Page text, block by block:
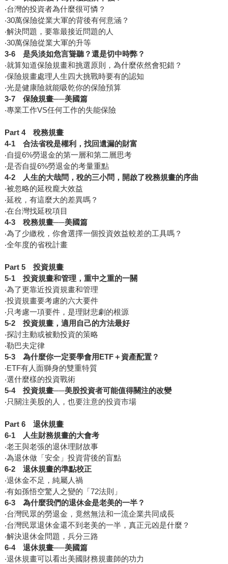
‧台灣的投資者為什麼很可憐？
‧30萬保險從業大軍的背後有何意涵？
‧解決問題，要靠最接近問題的人
‧30萬保險從業大軍的升等
3-6是吳淡如危言聳聽？還是切中時弊？
‧就算知道保險規畫和挑選原則，為什麼依然會犯錯？
‧保險規畫處理人生四大挑戰時要有的認知
‧光是健康險就能吸乾你的保險預算
3-7保險規畫──美國篇
‧專業工作VS任何工作的失能保險
Part 4稅務規畫
4-1合法省稅是權利，找回遺漏的財富
‧自提6%勞退金的第一層和第二層思考
‧是否自提6%勞退金的考量重點
4-2人生的大哉問，稅的三小問，開啟了稅務規畫的序曲
‧被忽略的延稅龐大效益
‧延稅，有這麼大的差異嗎？
‧在台灣找延稅項目
4-3稅務規畫──美國篇
‧為了少繳稅，你會選擇一個投資效益較差的工具嗎？
‧全年度的省稅計畫
Part 5投資規畫
5-1投資規畫和管理，重中之重的一關
‧為了更靠近投資規畫和管理
‧投資規畫要考慮的六大要件
‧只考慮一項要件，是理財悲劇的根源
5-2投資規畫，適用自己的方法最好
‧探討主動或被動投資的策略
‧勒巴夫定律
5-3為什麼你一定要學會用ETF＋資產配置？
‧ETF有人面獅身的雙重特質
‧選什麼樣的投資戰術
5-4投資規畫──美股投資者可能值得關注的改變
‧只關注美股的人，也要注意的投資市場
Part 6退休規畫
6-1人生財務規畫的大會考
‧老王與老張的退休理財故事
‧為退休做「安全」投資背後的盲點
6-2退休規畫的準點校正
‧退休金不足，純屬人禍
‧有如孫悟空驚人之變的「72法則」
6-3為什麼我們的退休金是老美的一半？
‧台灣民眾的勞退金，竟然無法和一流企業共同成長
‧台灣民眾退休金還不到老美的一半，真正元凶是什麼？
‧解決退休金問題，兵分三路
6-4退休規畫──美國篇
‧退休規畫可以看出美國財務規畫師的功力